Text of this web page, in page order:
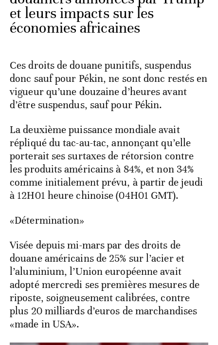
et leurs impacts sur les
économies africaines
Ces droits de douane punitifs, suspendus
donc sauf pour Pékin, ne sont donc restés en
vigueur qu’une douzaine d’heures avant
d’être suspendus, sauf pour Pékin.
La deuxième puissance mondiale avait
répliqué du tac-au-tac, annonçant qu’elle
porterait ses surtaxes de rétorsion contre
les produits américains à 84%, et non 34%
comme initialement prévu, à partir de jeudi
à 12H01 heure chinoise (04H01 GMT).
«Détermination»
Visée depuis mi-mars par des droits de
douane américains de 25% sur l’acier et
l’aluminium, l’Union européenne avait
adopté mercredi ses premières mesures de
riposte, soigneusement calibrées, contre
plus 20 milliards d’euros de marchandises
«made in USA».